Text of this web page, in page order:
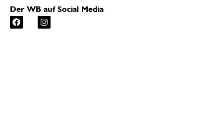
Der WB auf Social Media